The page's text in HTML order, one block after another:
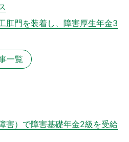
肛門を装着し、障害厚生年金3
一覧
害）で障害基礎年金2級を受給